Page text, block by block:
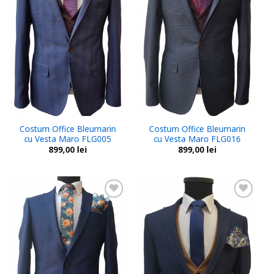
Costum Office Bleumarin
cu Vesta Maro FLG005
899,00 lei
Costum Office Bleumarin
cu Vesta Maro FLG016
899,00 lei
Add to
wishlist
wishlist